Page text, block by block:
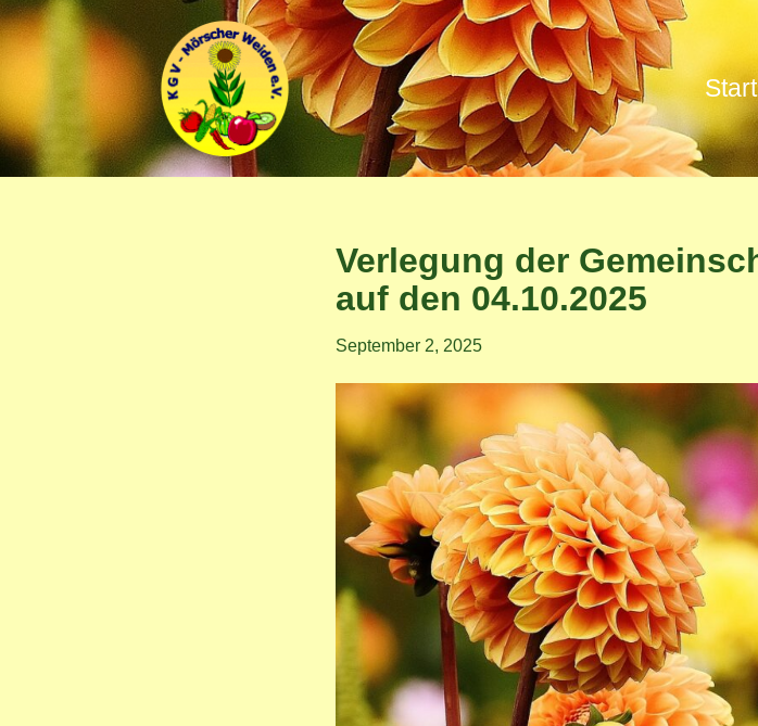
springen
Start
Verlegung der
auf den 04.10.2025
September 2, 2025